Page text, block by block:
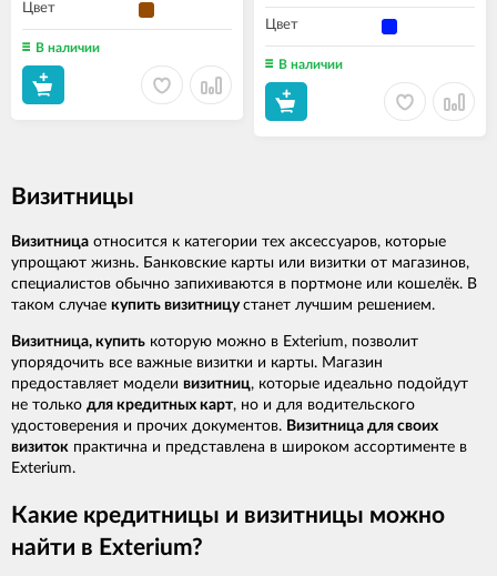
Цвет
В наличии
Цвет
В наличии
Визитницы
Визитница относится к категории тех аксессуаров, которые
упрощают жизнь. Банковские карты или визитки от магазинов,
специалистов обычно запихиваются в портмоне или кошелёк. В
таком случае купить визитницустанет лучшим решением.
Визитница, купить которую можно в Exterium, позволит
упорядочить все важные визитки и карты. Магазин
предоставляет модели визитниц, которые идеально подойдут
не только для кредитных карт, но и для водительского
удостоверения и прочих документов. Визитница для своих
визиток практична и представлена в широком ассортименте в
Exterium.
Какие кредитницы и визитницы можно
найти в Exterium?